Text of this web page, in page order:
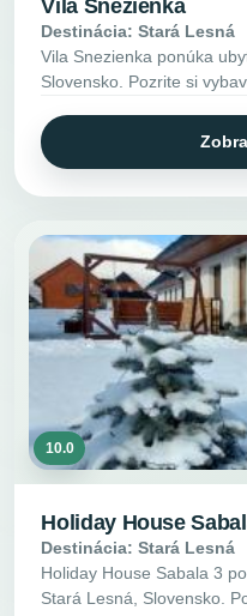
Vila Snezienka
Destinácia: Stará Lesná
Vila Snezienka ponúka
Slovensko. Pozrite si
10.0
Holiday House
Destinácia: Stará Lesná
Holiday House Sabala 3
Stará Lesná, Slovensko.